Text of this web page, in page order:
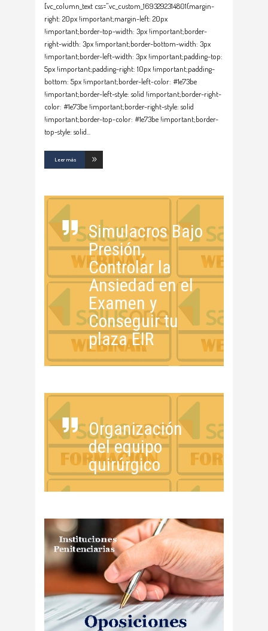
[vc_column_text css=".vc_custom_1693292314801{margin-
right: 20px !important;margin-left: 20px
!important;border-top-width: 3px !important;border-
right-width: 3px !important;border-bottom-width: 3px
!important;border-left-width: 3px !important;padding-top:
5px !important;padding-right: 10px !important;padding-
bottom: 5px !important;border-left-color: #1e73be
!important;border-left-style: solid !important;border-right-
color: #1e73be !important;border-right-style: solid
!important;border-top-color: #1e73be !important;border-
top-style: solid
Leer más
Simulacros Bajo
Presión,
Controlar la
Ansiedad en el
Examen y
Conseguir tu
plaza EIR
Organización
del equipo
quirúrgico